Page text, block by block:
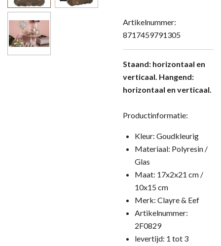
Artikelnummer:
8717459791305
Staand: horizontaal en
verticaal. Hangend:
horizontaal en verticaal.
Productinformatie:
Kleur: Goudkleurig
Materiaal: Polyresin /
Glas
Maat: 17x2x21 cm /
10x15 cm
Merk: Clayre & Eef
Artikelnummer:
2F0829
levertijd: 1 tot 3